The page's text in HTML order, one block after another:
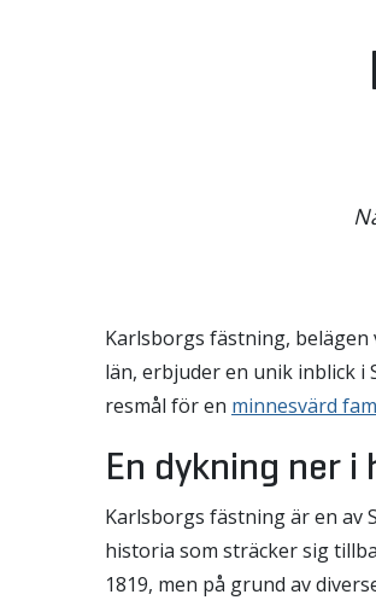
Karlsborgs fästning, belägen
län, erbjuder en unik inblick
resmål för en minnesvärd
En dykning ner i
Karlsborgs fästning är en av
historia som sträcker sig
1819, men på grund av